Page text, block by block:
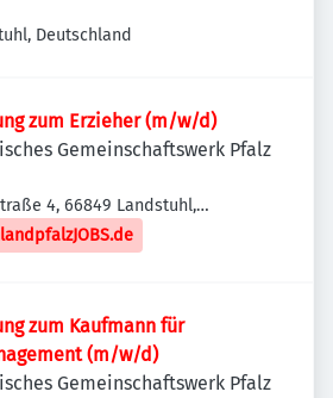
Deutschland
zum Erzieher (m/w/d)
Gemeinschaftswerk Pfalz
4, 66849 Landstuhl,
zum Kaufmann für
(m/w/d)
Gemeinschaftswerk Pfalz